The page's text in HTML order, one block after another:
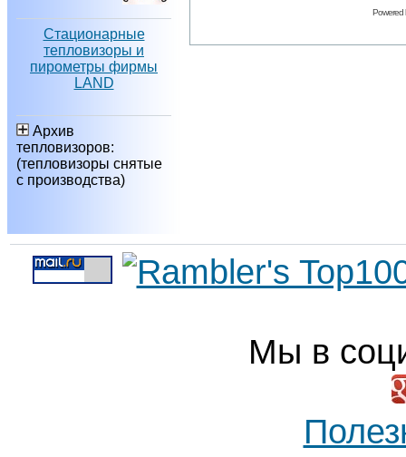
Стационарные
тепловизоры и
пирометры фирмы
LAND
Архив
тепловизоров:
(тепловизоры снятые
с производства)
Powered
Мы в